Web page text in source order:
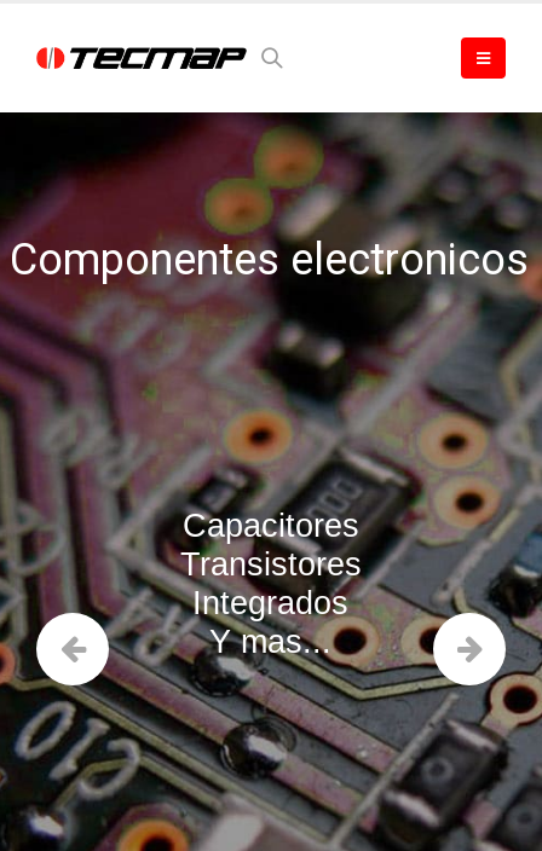
Capacitores
Transistores
Integrados
Y mas...
Componentes electronicos